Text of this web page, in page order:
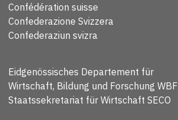
Confédération suisse
Confederazione Svizzera
Confederaziun svizra
Eidgenössisches Departement für
Wirtschaft, Bildung und Forschung WBF
Staatssekretariat für Wirtschaft SECO